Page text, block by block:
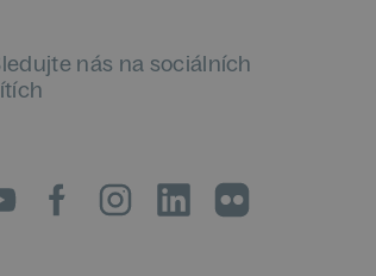
nás na sociálních